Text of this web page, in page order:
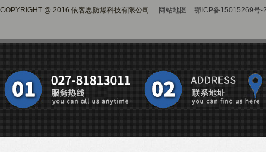
COPYRIGHT @ 2016 依客思防爆科技有限公司 网站地图 鄂ICP备15015269号-